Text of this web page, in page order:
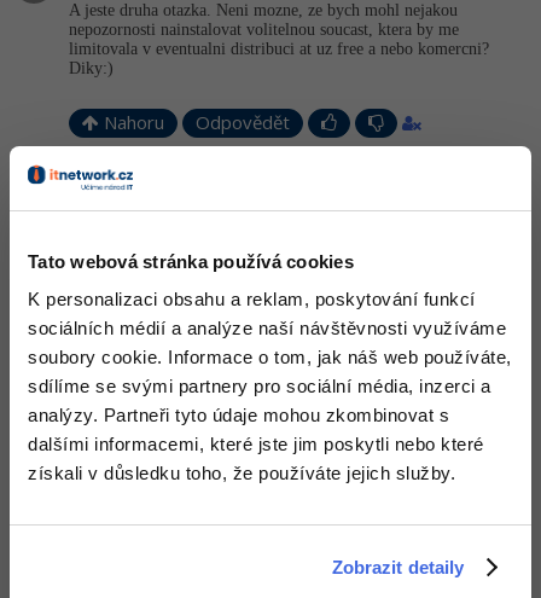
Tato webová stránka používá cookies
K personalizaci obsahu a reklam, poskytování funkcí
sociálních médií a analýze naší návštěvnosti využíváme
soubory cookie. Informace o tom, jak náš web používáte,
sdílíme se svými partnery pro sociální média, inzerci a
analýzy. Partneři tyto údaje mohou zkombinovat s
dalšími informacemi, které jste jim poskytli nebo které
získali v důsledku toho, že používáte jejich služby.
Zobrazit detaily
Best practices
Databázový analytik
SEO specialista
Návrh SW -80%
Algoritmy
-10%
Pro děti
Více
Fórum
Kurzy e-commerce
Testování softwaru
Kurzy designu
Příběhy absolventů
A jeste druha otazka. Neni mozne, ze bych mohl nejakou
nepozornosti nainstalovat volitelnou soucast, ktera by me
limitovala v eventualni distribuci at uz free a nebo komercni?
Diky:)
Nahoru Odpovědět
adder: